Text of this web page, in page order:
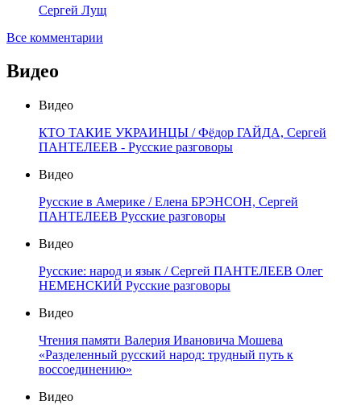
Сергей Лущ
Все комментарии
Видео
Видео
КТО ТАКИЕ УКРАИНЦЫ / Фёдор ГАЙДА, Сергей
ПАНТЕЛЕЕВ - Русские разговоры
Видео
Русские в Америке / Елена БРЭНСОН, Сергей
ПАНТЕЛЕЕВ Русские разговоры
Видео
Русские: народ и язык / Сергей ПАНТЕЛЕЕВ Олег
НЕМЕНСКИЙ Русские разговоры
Видео
Чтения памяти Валерия Ивановича Мошева
«Разделенный русский народ: трудный путь к
воссоединению»
Видео